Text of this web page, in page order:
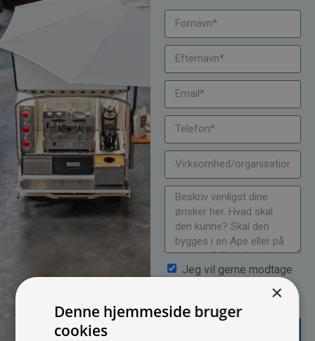
Jeg vil gerne modtage
nyheder på mail (bare rolig,
vi spammer ikke)
×
Denne hjemmeside bruger
cookies